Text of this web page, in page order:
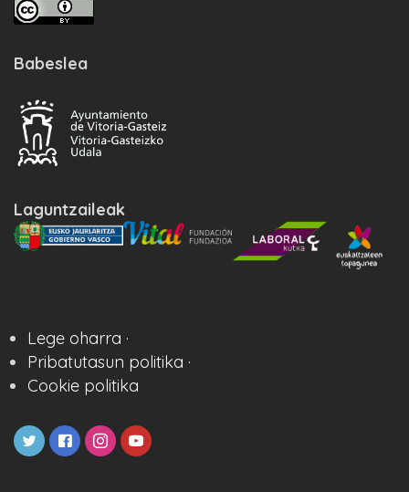
Babeslea
Laguntzaileak
Lege oharra ·
Pribatutasun politika ·
Cookie politika